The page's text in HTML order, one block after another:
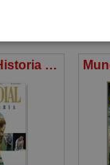
Mundial. Historia od Urugwaju 1930 do Argentyna 2022